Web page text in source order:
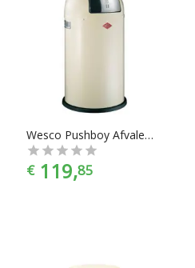
Wesco Pushboy Afvalemmer - 50 l - Amandel
€ 119,85